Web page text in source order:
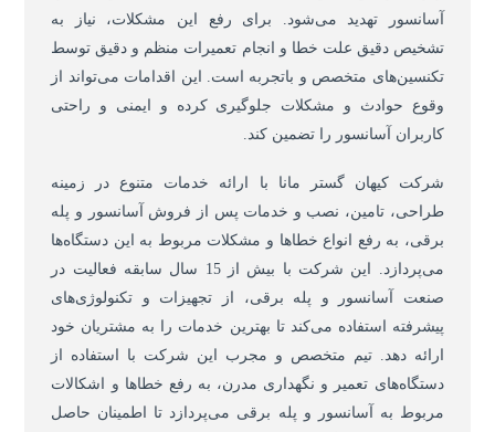
آسانسور تهدید می‌شود. برای رفع این مشکلات، نیاز به
تشخیص دقیق علت خطا و انجام تعمیرات منظم و دقیق توسط
تکنسین‌های متخصص و باتجربه است. این اقدامات می‌تواند از
وقوع حوادث و مشکلات جلوگیری کرده و ایمنی و راحتی
کاربران آسانسور را تضمین کند.
شرکت کیهان گستر مانا با ارائه خدمات متنوع در زمینه
طراحی، تامین، نصب و خدمات پس از فروش آسانسور و پله
برقی، به رفع انواع خطاها و مشکلات مربوط به این دستگاه‌ها
می‌پردازد. این شرکت با بیش از 15 سال سابقه فعالیت در
صنعت آسانسور و پله برقی، از تجهیزات و تکنولوژی‌های
پیشرفته استفاده می‌کند تا بهترین خدمات را به مشتریان خود
ارائه دهد. تیم متخصص و مجرب این شرکت با استفاده از
دستگاه‌های تعمیر و نگهداری مدرن، به رفع خطاها و اشکالات
مربوط به آسانسور و پله برقی می‌پردازد تا اطمینان حاصل